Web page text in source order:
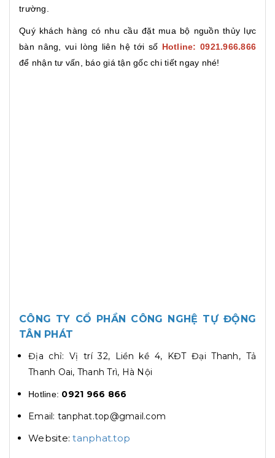
trường.
Quý khách hàng có nhu cầu đặt mua bộ nguồn thủy lực
bàn nâng, vui lòng liên hệ tới số Hotline: 0921.966.866
để nhận tư vấn, báo giá tận gốc chi tiết ngay nhé!
CÔNG TY CỔ PHẦN CÔNG NGHỆ TỰ ĐỘNG
TÂN PHÁT
Địa chỉ: Vị trí 32, Liền kề 4, KĐT Đại Thanh, Tả
Thanh Oai, Thanh Trì, Hà Nội
Hotline: 0921 966 866
Email: tanphat.top@gmail.com
Website:tanphat.top